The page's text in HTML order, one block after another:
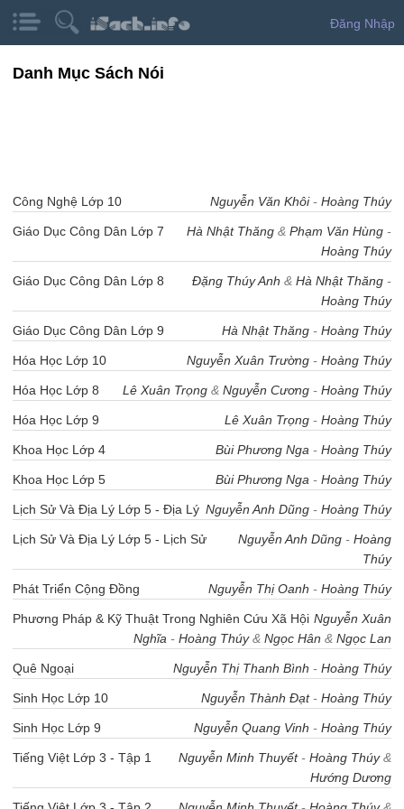
Đăng Nhập
Danh Mục Sách Nói
Công Nghệ Lớp 10 Nguyễn Văn Khôi- Hoàng Thúy
Giáo Dục Công Dân Lớp 7 Hà Nhật Thăng & Phạm Văn Hùng -
Hoàng Thúy
Giáo Dục Công Dân Lớp 8 Đặng Thúy Anh & Hà Nhật Thăng -
Hoàng Thúy
Giáo Dục Công Dân Lớp 9 Hà Nhật Thăng - Hoàng Thúy
Hóa Học Lớp 10 Nguyễn Xuân Trường - Hoàng Thúy
Hóa Học Lớp 8 Lê Xuân Trọng & Nguyễn Cương - Hoàng Thúy
Hóa Học Lớp 9 Lê Xuân Trọng - Hoàng Thúy
Khoa Học Lớp 4 Bùi Phương Nga - Hoàng Thúy
Khoa Học Lớp 5 Bùi Phương Nga - Hoàng Thúy
Lịch Sử Và Địa Lý Lớp 5 - Địa Lý Nguyễn Anh Dũng - Hoàng Thúy
Lịch Sử Và Địa Lý Lớp 5 - Lịch Sử Nguyễn Anh Dũng - Hoàng
Thúy
Phát Triển Cộng Đồng Nguyễn Thị Oanh - Hoàng Thúy
Phương Pháp & Kỹ Thuật Trong Nghiên Cứu Xã Hội Nguyễn Xuân
Nghĩa - Hoàng Thúy& Ngọc Hân & Ngọc Lan
Quê Ngoại Nguyễn Thị Thanh Bình - Hoàng Thúy
Sinh Học Lớp 10 Nguyễn Thành Đạt- Hoàng Thúy
Sinh Học Lớp 9 Nguyễn Quang Vinh - Hoàng Thúy
Tiếng Việt Lớp 3 - Tập 1 Nguyễn Minh Thuyết- Hoàng Thúy&
Hướng Dương